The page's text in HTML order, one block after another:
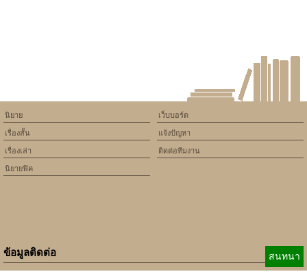
เว็บบอร์ด
แจ้งปัญหา
ติดต่อทีมงาน
นิยาย
เรื่องสั้น
เรื่องเล่า
นิยายฟิค
ข้อมูลติดต่อ สนทนา